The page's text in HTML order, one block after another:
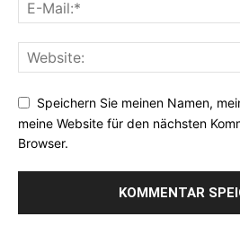
Speichern Sie meinen Namen,
meine Website für den nächsten
Browser.